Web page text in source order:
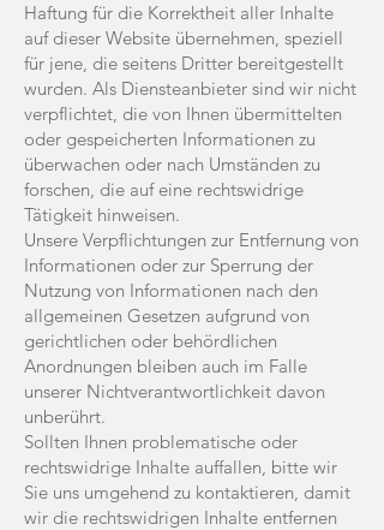
Haftung für die Korrektheit aller Inhalte
auf dieser Website übernehmen, speziell
für jene, die seitens Dritter bereitgestellt
wurden. Als Diensteanbieter sind wir nicht
verpflichtet, die von Ihnen übermittelten
oder gespeicherten Informationen zu
überwachen oder nach Umständen zu
forschen, die auf eine rechtswidrige
Tätigkeit hinweisen.
Unsere Verpflichtungen zur Entfernung von
Informationen oder zur Sperrung der
Nutzung von Informationen nach den
allgemeinen Gesetzen aufgrund von
gerichtlichen oder behördlichen
Anordnungen bleiben auch im Falle
unserer Nichtverantwortlichkeit davon
unberührt.
Sollten Ihnen problematische oder
rechtswidrige Inhalte auffallen, bitte wir
Sie uns umgehend zu kontaktieren, damit
wir die rechtswidrigen Inhalte entfernen